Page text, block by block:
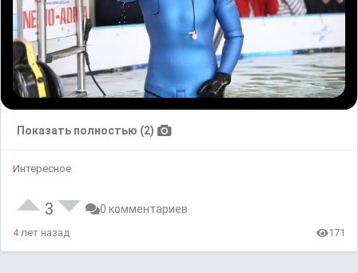
Показать полностью (2)
Интересное
3 0 комментариев
4 лет назад 171